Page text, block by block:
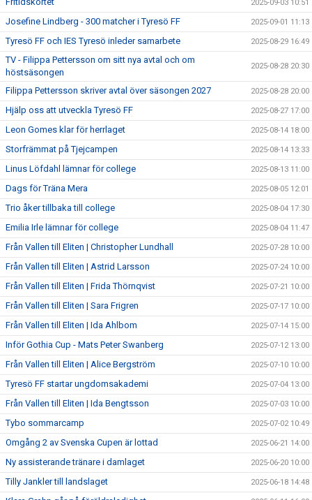
2025-09-03 10:51
Josefine Lindberg - 300 matcher i Tyresö FF 2025-09-01 11:13
Tyresö FF och IES Tyresö inleder samarbete 2025-08-29 16:49
TV - Filippa Pettersson om sitt nya avtal och om
höstsäsongen
2025-08-28 20:30
Filippa Pettersson skriver avtal över säsongen 2027 2025-08-28 20:00
Hjälp oss att utveckla Tyresö FF 2025-08-27 17:00
Leon Gomes klar för herrlaget 2025-08-14 18:00
Storfrämmat på Tjejcampen 2025-08-14 13:33
Linus Löfdahl lämnar för college 2025-08-13 11:00
Dags för Träna Mera 2025-08-05 12:01
Trio åker tillbaka till college 2025-08-04 17:30
Emilia Irle lämnar för college 2025-08-04 11:47
Från Vallen till Eliten | Christopher Lundhall 2025-07-28 10:00
Från Vallen till Eliten | Astrid Larsson 2025-07-24 10:00
Från Vallen till Eliten | Frida Thörnqvist 2025-07-21 10:00
Från Vallen till Eliten | Sara Frigren 2025-07-17 10:00
Från Vallen till Eliten | Ida Ahlbom 2025-07-14 15:00
Inför Gothia Cup - Mats Peter Swanberg 2025-07-12 13:00
Från Vallen till Eliten | Alice Bergström 2025-07-10 10:00
Tyresö FF startar ungdomsakademi 2025-07-04 13:00
Från Vallen till Eliten | Ida Bengtsson 2025-07-03 10:00
Tybo sommarcamp 2025-07-02 10:49
Omgång 2 av Svenska Cupen är lottad 2025-06-21 14:00
Ny assisterande tränare i damlaget 2025-06-20 10:00
Tilly Jankler till landslaget 2025-06-18 14:48